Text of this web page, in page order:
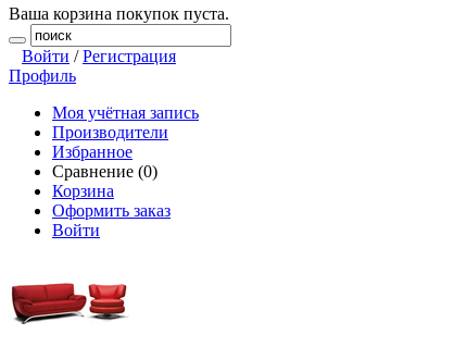
Ваша корзина покупок пуста.
Войти /Регистрация
Профиль
Моя учётная запись
Производители
Избранное
Сравнение (0)
Корзина
Оформить заказ
Войти